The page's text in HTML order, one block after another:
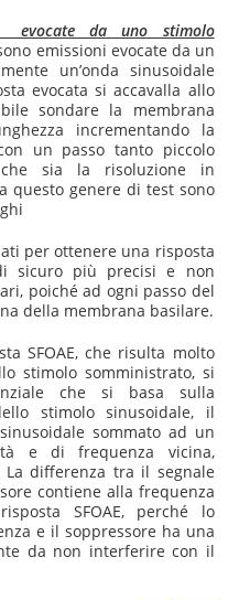
evocate da uno stimolo
emissioni evocate da un
un’onda sinusoidale
evocata si accavalla allo
sondare la membrana
incrementando la
un passo tanto piccolo
che sia la risoluzione in
questo genere di test sono
per ottenere una risposta
sicuro più precisi e non
poiché ad ogni passo del
della membrana basilare.
SFOAE, che risulta molto
stimolo somministrato, si
che si basa sulla
stimolo sinusoidale, il
sommato ad un
e di frequenza vicina,
differenza tra il segnale
contiene alla frequenza
SFOAE, perché lo
e il soppressore ha una
da non interferire con il